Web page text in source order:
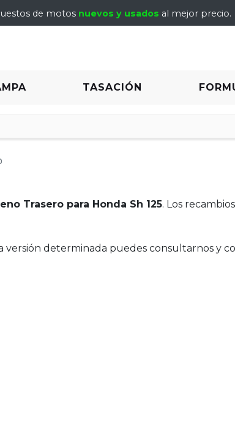
de motos nuevos y usados al mejor precio.
TASACIÓN
Trasero para Honda Sh 125. Los
versión determinada puedes consultarnos y